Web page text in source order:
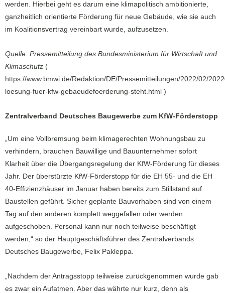
werden. Hierbei geht es darum eine klimapolitisch ambitionierte,
ganzheitlich orientierte Förderung für neue Gebäude, wie sie auch
im Koalitionsvertrag vereinbart wurde, aufzusetzen.
Quelle: Pressemitteilung des Bundesministerium für Wirtschaft und
Klimaschutz (
https://www.bmwi.de/Redaktion/DE/Pressemitteilungen/2022/02/
loesung-fuer-kfw-gebaeudefoerderung-steht.html )
Zentralverband Deutsches Baugewerbe zum KfW-Förderstopp
„Um eine Vollbremsung beim klimagerechten Wohnungsbau zu
verhindern, brauchen Bauwillige und Bauunternehmer sofort
Klarheit über die Übergangsregelung der KfW-Förderung für dieses
Jahr. Der überstürzte KfW-Förderstopp für die EH 55- und die EH
40-Effizienzhäuser im Januar haben bereits zum Stillstand auf
Baustellen geführt. Sicher geplante Bauvorhaben sind von einem
Tag auf den anderen komplett weggefallen oder werden
aufgeschoben. Personal kann nur noch teilweise beschäftigt
werden,“ so der Hauptgeschäftsführer des Zentralverbands
Deutsches Baugewerbe, Felix Pakleppa.
„Nachdem der Antragsstopp teilweise zurückgenommen wurde gab
es zwar ein Aufatmen. Aber das währte nur kurz, denn als